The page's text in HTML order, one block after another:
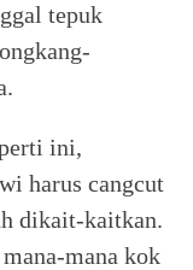
tepuk
ini,
harus cangcut
dikait-kaitkan.
mana kok